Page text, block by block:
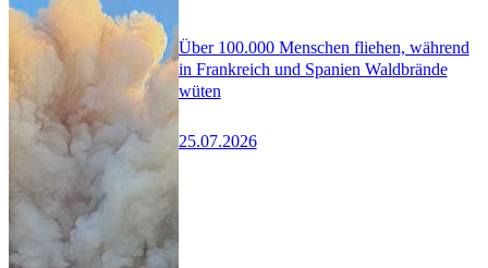
Über 100.000 Menschen fliehen, während
in Frankreich und Spanien Waldbrände
wüten
25.07.2026